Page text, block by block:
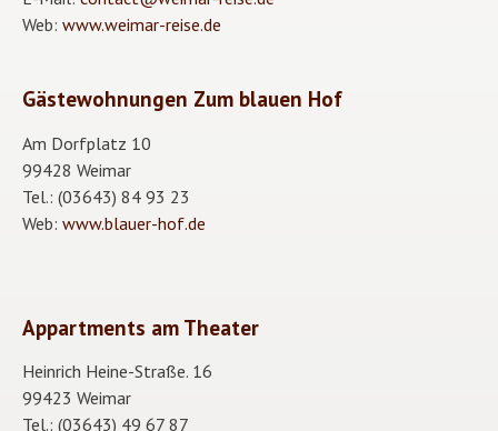
Web: www.weimar-reise.de
Gästewohnungen Zum blauen Hof
Am Dorfplatz 10
99428 Weimar
Tel.: (03643) 84 93 23
Web: www.blauer-hof.de
Appartments am Theater
Heinrich Heine-Straße. 16
99423 Weimar
Tel.: (03643) 49 67 87